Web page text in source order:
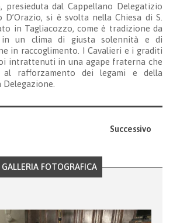
presieduta dal Cappellano Delegatizio
D’Orazio, si è svolta nella Chiesa di S.
in Tagliacozzo, come è tradizione da
un clima di giusta solennità e di
in raccoglimento. I Cavalieri e i graditi
intrattenuti in una agape fraterna che
rafforzamento dei legami e della
Successivo
GALLERIA FOTOGRAFICA